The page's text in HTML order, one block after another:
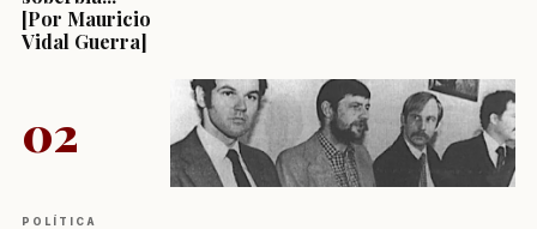
[Por Mauricio
Vidal Guerra]
02
POLÍTICA